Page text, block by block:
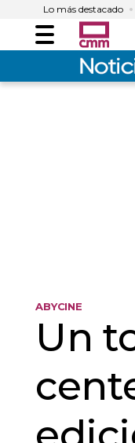
Lo más destacado
Menú
ABYCINE
Un